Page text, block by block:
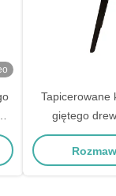
Tapicerowane
giętego